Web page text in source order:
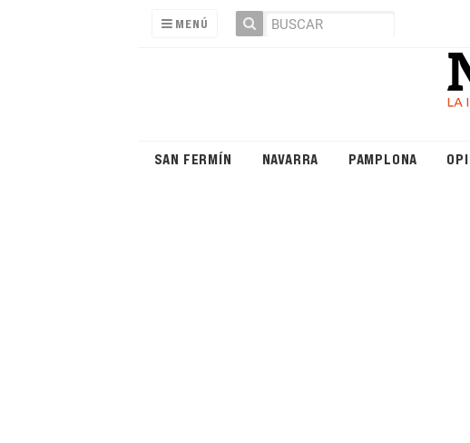
MENÚ
SAN FERMÍN NAVARRA PAMPLONA